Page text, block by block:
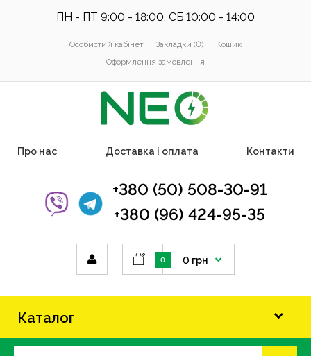
ПН - ПТ 9:00 - 18:00, СБ 10:00 - 14:00
Особистий кабінет Закладки (0)
Кошик
Оформлення замовлення
Про нас Доставка і оплата Контакти
+380 (50) 508-30-91
+380 (96) 424-95-35
0 0 грн
Каталог